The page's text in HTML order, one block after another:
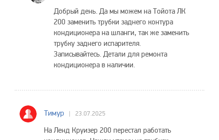
Добрый день. Да мы можем на Тойота ЛК
200 заменить трубки заднего контура
кондиционера на шланги, так же заменить
трубку заднего испарителя.
Записывайтесь. Детали для ремонта
кондиционера в наличии.
Тимур 23.07.2025
На Ленд Круизер 200 перестал работать